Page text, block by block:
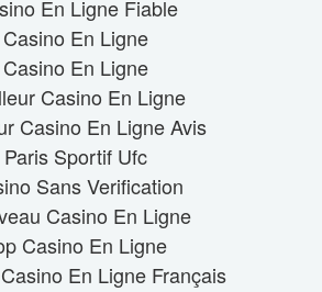
En Ligne Fiable
Casino En Ligne
Casino En Ligne
Casino En Ligne
Casino En Ligne Avis
Paris Sportif Ufc
Sans Verification
Casino En Ligne
Casino En Ligne
En Ligne Français